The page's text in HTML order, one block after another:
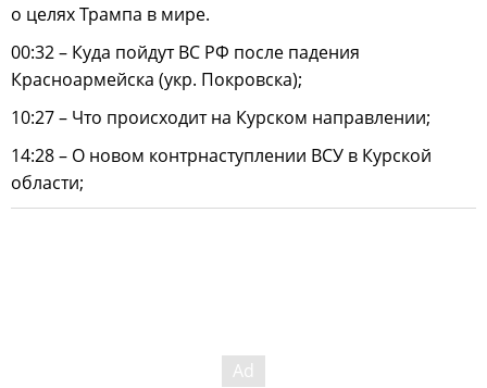
о целях Трампа в мире.
00:32 – Куда пойдут ВС РФ после падения
Красноармейска (укр. Покровска);
10:27 – Что происходит на Курском направлении;
14:28 – О новом контрнаступлении ВСУ в Курской
области;